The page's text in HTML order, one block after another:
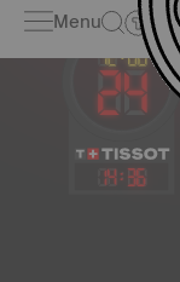
Menu
14: 36